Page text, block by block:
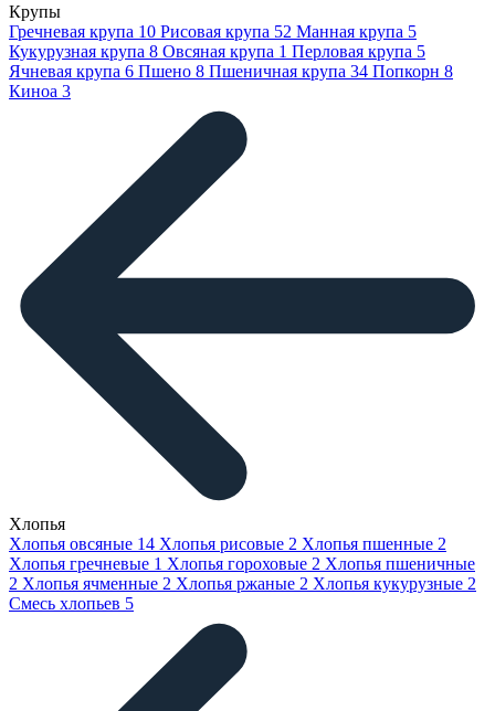
Крупы
Гречневая крупа 10 Рисовая крупа 52 Манная крупа 5
Кукурузная крупа 8 Овсяная крупа 1 Перловая крупа 5
Ячневая крупа 6 Пшено 8 Пшеничная крупа 34 Попкорн 8
Киноа 3
Хлопья
Хлопья овсяные 14 Хлопья рисовые 2 Хлопья пшенные 2
Хлопья гречневые 1 Хлопья гороховые 2 Хлопья пшеничные
2 Хлопья ячменные 2 Хлопья ржаные 2 Хлопья кукурузные 2
Смесь хлопьев 5